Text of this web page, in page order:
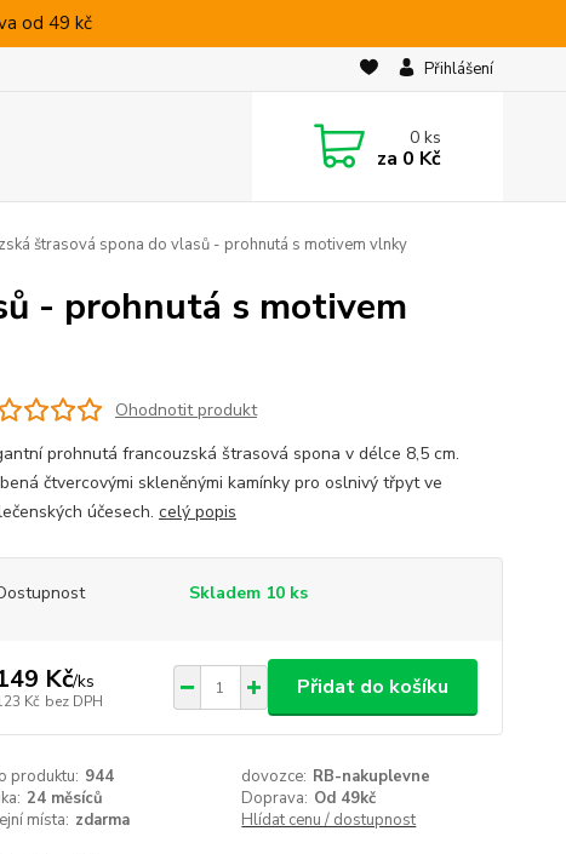
od 49 kč
Přihlášení
0ks
za 0 Kč
štrasová spona do vlasů - prohnutá s motivem vlnky
- prohnutá s motivem
Ohodnotit produkt
prohnutá francouzská štrasová spona v délce 8,5 cm.
čtvercovými skleněnými kamínky pro oslnivý třpyt ve
účesech. celý popis
Skladem 10 ks
Kč/ks
Kč bez DPH
Přidat do košíku
produktu: 944 dovozce: RB-nakuplevne
24 měsíců Doprava: Od 49kč
místa: zdarma Hlídat cenu / dostupnost